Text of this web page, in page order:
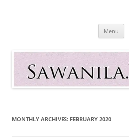
Sawanila.com
All In One Family Blog
Menu
MONTHLY ARCHIVES: FEBRUARY 2020